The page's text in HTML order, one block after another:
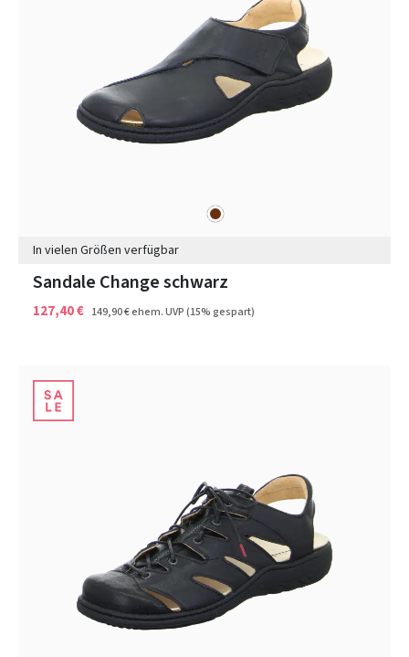
braun
In vielen Größen verfügbar
Sandale Change schwarz
127,40 € 149,90 €ehem. UVP(15% gespart)